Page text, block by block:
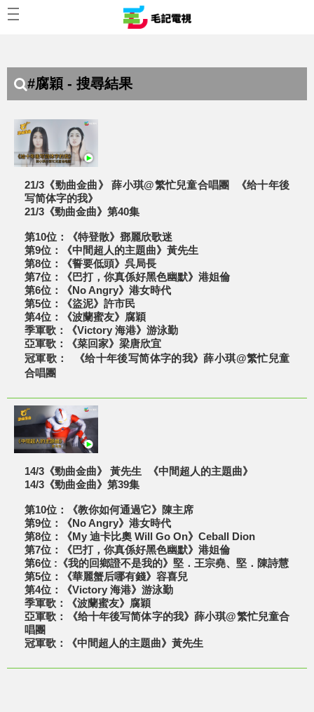
#腐穎 - 搜尋結果
21/3《勁曲金曲》 薛小琪@繁忙兒童合唱團 《给十年後
写简体字的我》
21/3《勁曲金曲》第40集
第10位：《特登散》鄧麗欣歌迷
第9位：《中間超人的主題曲》黃先生
第8位：《誓要低頭》呉局長
第7位：《巴打，你真係好黑色幽默》港姐倫
第6位：《No Angry》港女時代
第5位：《盜泥》許市民
第4位：《波蘭蜜友》腐穎
季軍歌：《Victory 海港》游泳勤
亞軍歌：《菜回家》梁唐欣宜
冠軍歌： 《给十年後写简体字的我》薛小琪@繁忙兒童
合唱團
14/3《勁曲金曲》 黃先生 《中間超人的主題曲》
14/3《勁曲金曲》第39集
第10位：《教你如何通過它》陳主席
第9位：《No Angry》港女時代
第8位：《My 迪卡比奧 Will Go On》Ceball Dion
第7位：《巴打，你真係好黑色幽默》港姐倫
第6位 :《我的回鄉證不是我的》堅．王宗堯、堅．陳詩慧
第5位：《華麗蟹后哪有錢》容喜兒
第4位：《Victory 海港》游泳勤
季軍歌：《波蘭蜜友》腐穎
亞軍歌：《给十年後写简体字的我》薛小琪@繁忙兒童合
唱團
冠軍歌：《中間超人的主題曲》黃先生